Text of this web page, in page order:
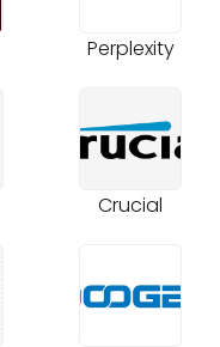
Perplexity
Crucial